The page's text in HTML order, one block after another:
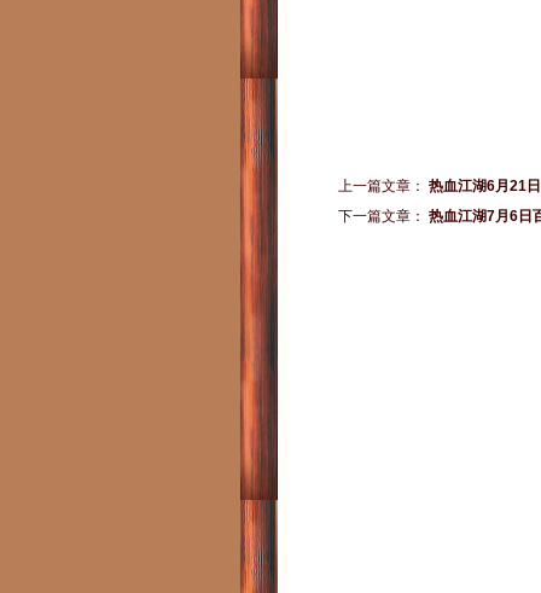
上一篇文章： 热血江湖6月21
下一篇文章： 热血江湖7月6日